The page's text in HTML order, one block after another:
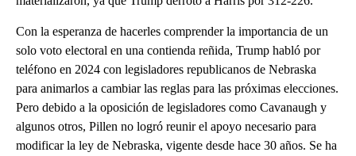
Con la esperanza de hacerles comprender la importancia de un
solo voto electoral en una contienda reñida, Trump habló por
teléfono en 2024 con legisladores republicanos de Nebraska
para animarlos a cambiar las reglas para las próximas elecciones.
Pero debido a la oposición de legisladores como Cavanaugh y
algunos otros, Pillen no logró reunir el apoyo necesario para
modificar la ley de Nebraska, vigente desde hace 30 años. Se ha